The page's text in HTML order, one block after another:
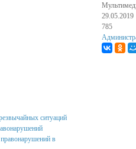
кадастровой палаты
о доходах депутатов
29.05.2019
785
ситуаций
в